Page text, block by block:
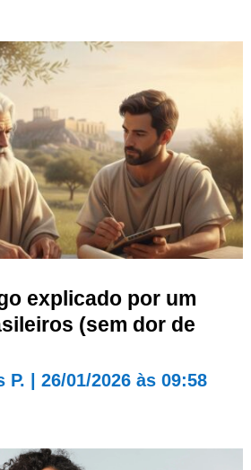
explicado por um
(sem dor de
P. 26/01/2026 às 09:58